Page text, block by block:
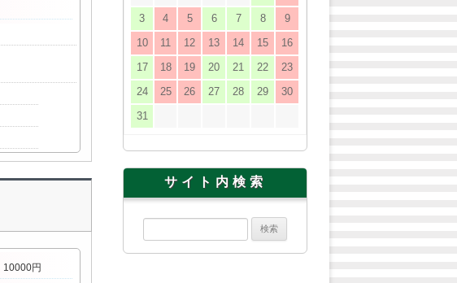
10000円
3
4 5 6 7 8
9
10
11 12 13 14 15
16
17
18 19 20 21 22
23
24
25 26 27 28 29
30
31
サイト内検索